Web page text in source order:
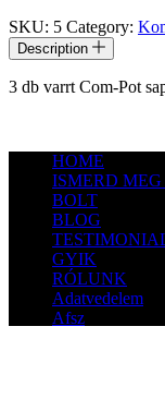
SKU: 5 Category:
Description
3 db varrt Com-Pot
HOME
ISMERD MEG
BOLT
BLOG
GYIK
RÓLUNK
Adatvedelem
Afsz